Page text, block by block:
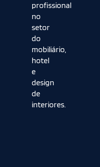
profissional
no
setor
do
mobiliário,
hotel
e
design
de
interiores.